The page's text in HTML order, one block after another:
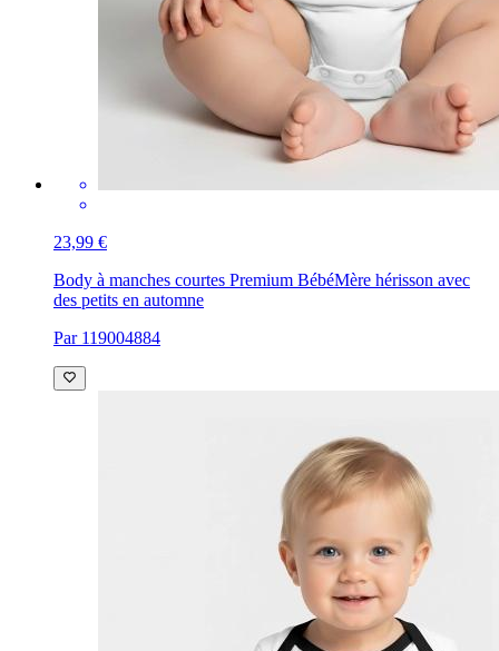
23,99 €
Body à manches courtes Premium BébéMère hérisson avec
des petits en automne
Par 119004884